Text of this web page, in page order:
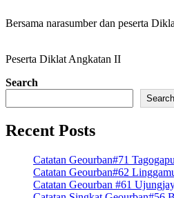
Bersama narasumber dan peserta
Peserta Diklat Angkatan II
Search
Search
Recent Posts
Catatan Geourban#71 Tagogapu
Catatan Geourban#62
Catatan Geourban #61